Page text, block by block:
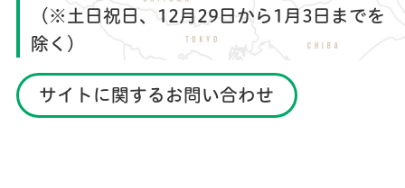
（※土日祝日、12月29日から1月3日までを
除く）
サイトに関するお問い合わせ